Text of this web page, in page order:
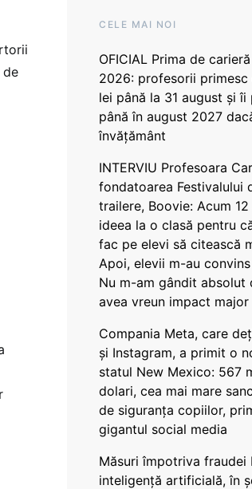
de
CELE MAI NOI
OFICIAL Prima de
2026: profesorii primesc
lei până la 31 august și
până în august 2027
învățământ
INTERVIU Profesoara
fondatoarea Festivalului
trailere, Boovie: Acum
ideea la o clasă pentru
fac pe elevi să citească
Apoi, elevii m-au
Nu m-am gândit absolut
avea vreun impact major
Compania Meta, care
și Instagram, a primit o
statul New Mexico: 567
dolari, cea mai mare
de siguranța copiilor,
gigantul social media
Măsuri împotriva fraudei
inteligență artificială, în